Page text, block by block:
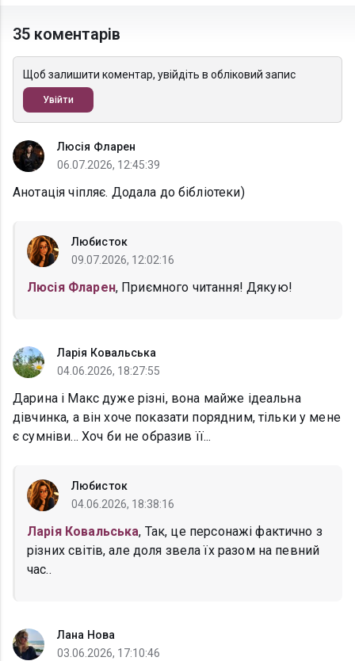
35 коментарів
Щоб залишити коментар, увійдіть в обліковий запис
Увійти
Люсія Фларен
06.07.2026, 12:45:39
Анотація чіпляє. Додала до бібліотеки)
Любисток
09.07.2026, 12:02:16
Люсія Фларен, Приємного читання! Дякую!
Ларія Ковальська
04.06.2026, 18:27:55
Дарина і Макс дуже різні, вона майже ідеальна
дівчинка, а він хоче показати порядним, тільки у мене
є сумніви... Хоч би не образив її...
Любисток
04.06.2026, 18:38:16
Ларія Ковальська, Так, це персонажі фактично з
різних світів, але доля звела їх разом на певний
час..
Лана Нова
03.06.2026, 17:10:46